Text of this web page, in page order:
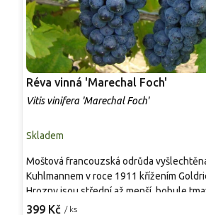
Réva vinná 'Marechal Foch'
Vitis vinifera 'Marechal Foch'
Skladem
399 Kč / ks
Moštová francouzská odrůda
Kuhlmannem v roce 1911 křížením
Hrozny jsou střední až menší, bobule
šťavnaté. Vína z této odrůdy jsou